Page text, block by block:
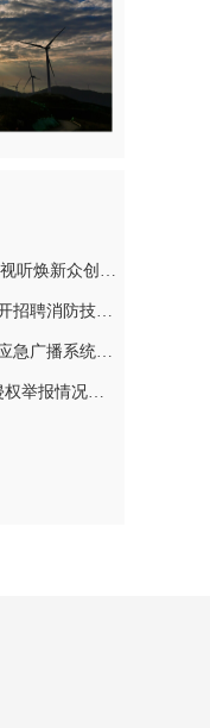
关于开展“看见生活·智汇万象”视听焕新众创计划暨“AI遇见非遗”年度主题创作实践活动的通知
新邵县消防救援局面向社会公开招聘消防技术服务队人员的公告
新邵县融媒体中心电视播出及应急广播系统二级等保测评项目询价采购公告
关于2026年7月受理处置网络侵权举报情况的公示